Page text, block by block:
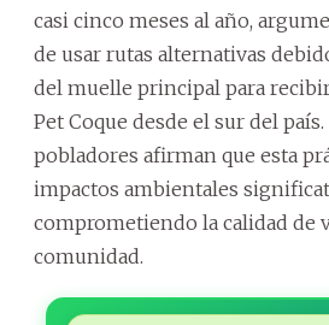
casi cinco meses al año,
de usar rutas alternativas
del muelle principal para
Pet Coque desde el sur del
pobladores afirman que esta
impactos ambientales
comprometiendo la calidad de
comunidad.